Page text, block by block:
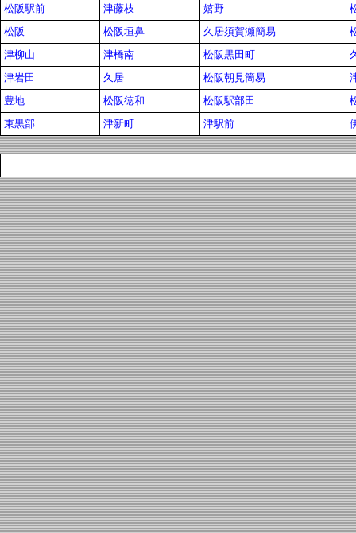
松阪駅前
津藤枝 嬉野
松阪
松阪垣鼻 久居須賀瀬簡易
津柳山
津橋南 松阪黒田町
津岩田
久居 松阪朝見簡易
豊地
松阪徳和 松阪駅部田
東黒部
津新町 津駅前